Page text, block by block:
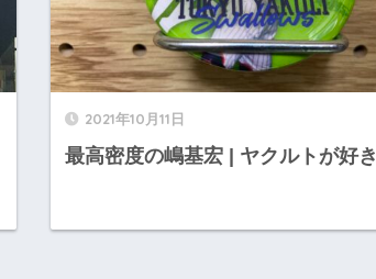
2021年10月11日
最高密度の嶋基宏 | ヤクルトが好き